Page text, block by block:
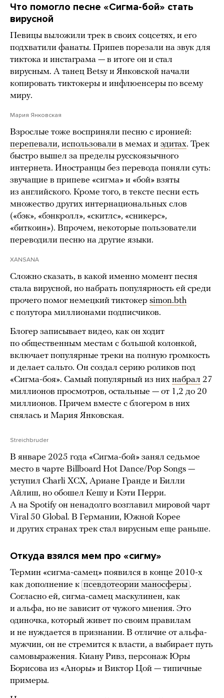
Что помогло песне «Сигма-бой» стать
вирусной
Певицы выложили трек в своих соцсетях, и его
подхватили фанаты. Припев порезали на звук для
тиктока и инстаграма — в итоге он и стал
вирусным. А танец Betsy и Янковской начали
копировать тиктокеры и инфлюенсеры по всему
миру.
Мария Янковская
Взрослые тоже восприняли песню с иронией:
перепевали, использовали в мемах и эдитах. Трек
быстро вышел за пределы русскоязычного
интернета. Иностранцы без перевода поняли суть:
звучащие в припеве «сигма» и «бой» взяты
из английского. Кроме того, в тексте песни есть
множество других интернациональных слов
(«бэк», «бэнкролл», «скитлс», «сникерс»,
«биткоин»). Впрочем, некоторые пользователи
переводили песню на другие языки.
XANSANA
Сложно сказать, в какой именно момент песня
стала вирусной, но набрать популярность ей среди
прочего помог немецкий тиктокер simon.bth
с полутора миллионами подписчиков.
Блогер записывает видео, как он ходит
по общественным местам с большой колонкой,
включает популярные треки на полную громкость
и делает сальто. Он создал серию роликов под
«Сигма-боя». Самый популярный из них набрал 27
миллионов просмотров, остальные — от 1,2 до 20
миллионов. Причем вместе с блогером в них
снялась и Мария Янковская.
Streichbruder
В январе 2025 года «Сигма-бой» занял седьмое
место в чарте Billboard Hot Dance/Pop Songs —
уступил Charli XCX, Ариане Гранде и Билли
Айлиш, но обошел Кешу и Кэти Перри.
А на Spotify он ненадолго возглавил мировой чарт
Viral 50 Global. В Германии, Южной Корее
и других странах трек стал вирусным еще раньше.
Откуда взялся мем про «сигму»
Термин «сигма-самец» появился в конце 2010-х
как дополнение к псевдотеории маносферы .
Согласно ей, сигма-самец маскулинен, как
и альфа, но не зависит от чужого мнения. Это
одиночка, который живет по своим правилам
и не нуждается в признании. В отличие от альфа-
мужчин, он не стремится к власти, а выбирает путь
самовыражения. Киану Ривз, персонаж Юры
Борисова из «Аноры» и Виктор Цой — типичные
примеры.